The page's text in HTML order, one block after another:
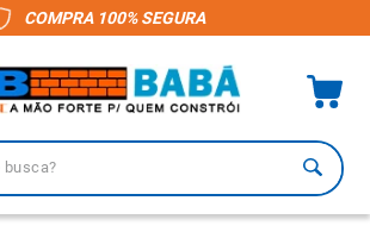
COMPRA 100% SEGURA